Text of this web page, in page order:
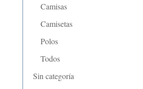
Camisas
Camisetas
Polos
Todos
Sin categoría